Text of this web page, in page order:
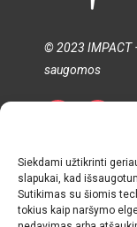
Siekdami užtikrinti
slapukai, kad
Sutikimas su šiomis
tokius kaip naršymo
© 2023 IMPACT
saugomos